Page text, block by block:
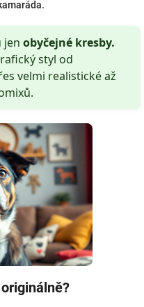
jen obyčejné kresby.
styl od
velmi realistické až